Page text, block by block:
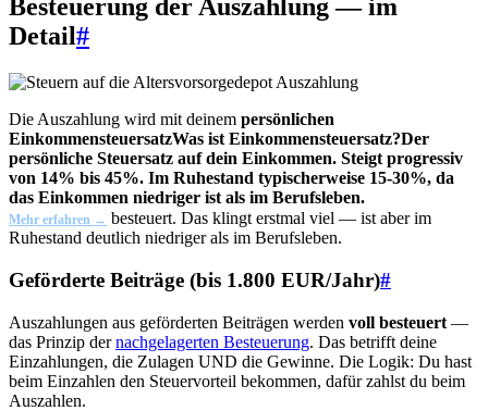
Besteuerung der Auszahlung — im
Detail#
Die Auszahlung wird mit deinem persönlichen
EinkommensteuersatzWas ist Einkommensteuersatz?Der
persönliche Steuersatz auf dein Einkommen. Steigt progressiv
von 14% bis 45%. Im Ruhestand typischerweise 15-30%, da
das Einkommen niedriger ist als im Berufsleben.
Mehr erfahren → besteuert. Das klingt erstmal viel — ist aber im
Ruhestand deutlich niedriger als im Berufsleben.
Geförderte Beiträge (bis 1.800 EUR/Jahr)#
Auszahlungen aus geförderten Beiträgen werden voll besteuert —
das Prinzip dernachgelagerten Besteuerung. Das betrifft deine
Einzahlungen, die Zulagen UND die Gewinne. Die Logik: Du hast
beim Einzahlen den Steuervorteil bekommen, dafür zahlst du beim
Auszahlen.